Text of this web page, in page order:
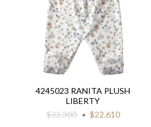
4245023 RANITA PLUSH
LIBERTY
$32.300
$22.610